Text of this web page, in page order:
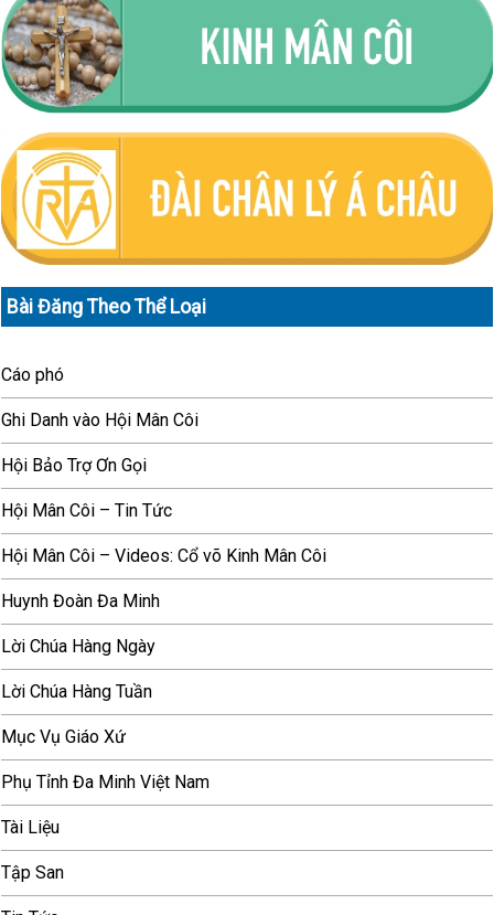
Bài Đăng Theo Thể Loại
Cáo phó
Ghi Danh vào Hội Mân Côi
Hội Bảo Trợ Ơn Gọi
Hội Mân Côi – Tin Tức
Hội Mân Côi – Videos: Cổ võ Kinh Mân Côi
Huynh Đoàn Đa Minh
Lời Chúa Hàng Ngày
Lời Chúa Hàng Tuần
Mục Vụ Giáo Xứ
Phụ Tỉnh Đa Minh Việt Nam
Tài Liệu
Tập San